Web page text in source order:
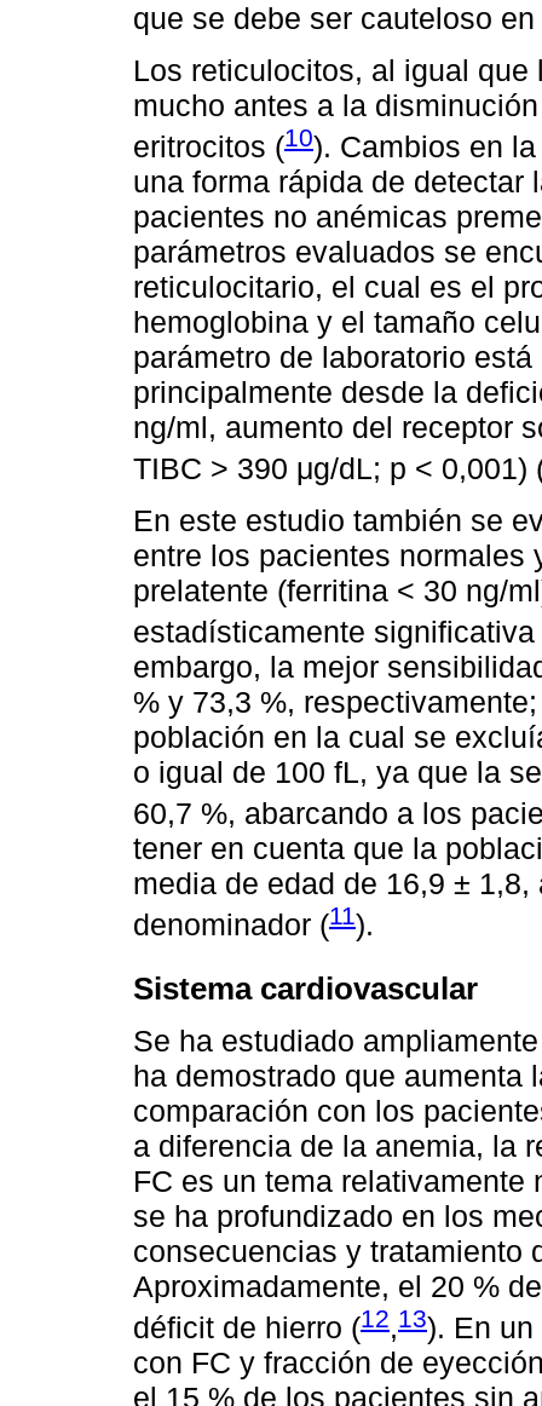
que se debe ser cauteloso
Los reticulocitos, al igual
mucho antes a la
eritrocitos (10). Cambios en
una forma rápida de
pacientes no anémicas
parámetros evaluados se
reticulocitario, el cual es el
hemoglobina y el tamaño
parámetro de laboratorio
principalmente desde la
ng/ml, aumento del receptor
TIBC > 390 μg/dL; p < 0,001)
En este estudio también se
entre los pacientes normales
prelatente (ferritina < 30 ng/
estadísticamente
embargo, la mejor
% y 73,3 %,
población en la cual se
o igual de 100 fL, ya que la
60,7 %, abarcando a los
tener en cuenta que la
media de edad de 16,9 ±
denominador (11).
Sistema cardiovascular
Se ha estudiado
ha demostrado que aumenta
comparación con los
a diferencia de la anemia, la
FC es un tema
se ha profundizado en los
consecuencias y tratamiento
Aproximadamente, el 20 %
déficit de hierro (12,13). En
con FC y fracción de
el 15 % de los pacientes sin